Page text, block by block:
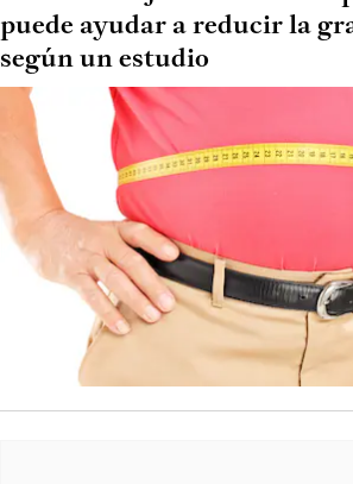
puede ayudar a reducir la
según un estudio